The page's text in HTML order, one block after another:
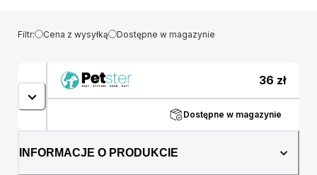
Filtr: Cena z wysyłką Dostępne w magazynie
36 zł
Dostępne w magazynie
INFORMACJE O PRODUKCIE